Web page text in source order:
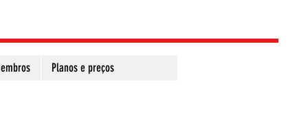
Planos e preços